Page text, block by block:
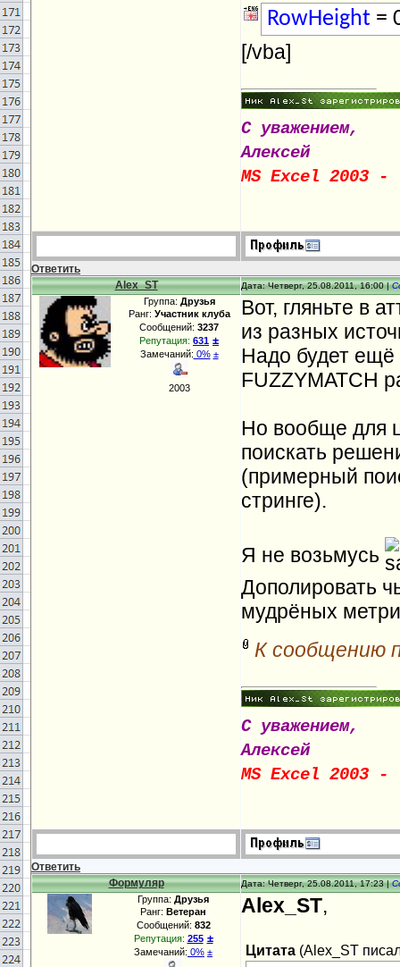
RowHeight =
[/vba]
С уважением,
Алексей
MS Excel 2003
Ответить
Alex_ST
Дата: Четверг, 25.08.2011, 16:00 |
Группа: Друзья
Ранг: Участник клуба
Сообщений: 3237
Репутация: 631 ±
Замечаний: 0% ±
2003
Вот, гляньте в
из разных
Надо будет ещё
FUZZYMATCH
Но вообще для
поискать
(примерный
стринге).
Я не возьмусь
Дополировать
мудрёных
К сообщению
С уважением,
Алексей
MS Excel 2003
Ответить
Формуляр
Дата: Четверг, 25.08.2011, 17:23 |
Группа: Друзья
Ранг: Ветеран
Сообщений: 832
Репутация: 255 ±
Замечаний: 0% ±
Alex_ST,
Цитата (Alex_ST